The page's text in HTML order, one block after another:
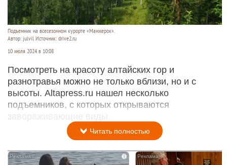
Подъемник на всесезонном курорте «Манжерок».
Автор: julvil Источник: drive2.ru
10 июля 2024 в 10:08
Посмотреть на красоту алтайских гор и
разнотравья можно не только вблизи, но и с
высоты. Altapress.ru нашел несколько
подъемников, с которых открываются
завораживающие виды.
Читать полностью
i